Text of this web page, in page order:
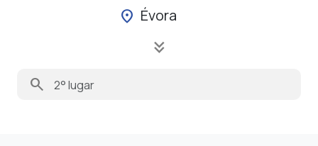
location_on Évora
keyboard_double_arrow_down
search